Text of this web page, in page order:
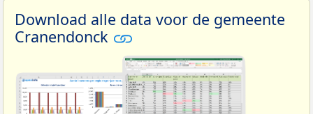
Download alle data voor de gemeente
Cranendonck